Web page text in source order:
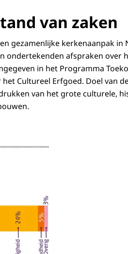
van zaken
gezamenlijke kerkenaanpak in
ondertekenden afspraken over
in het Programma
Cultureel Erfgoed. Doel van
van het grote culturele,